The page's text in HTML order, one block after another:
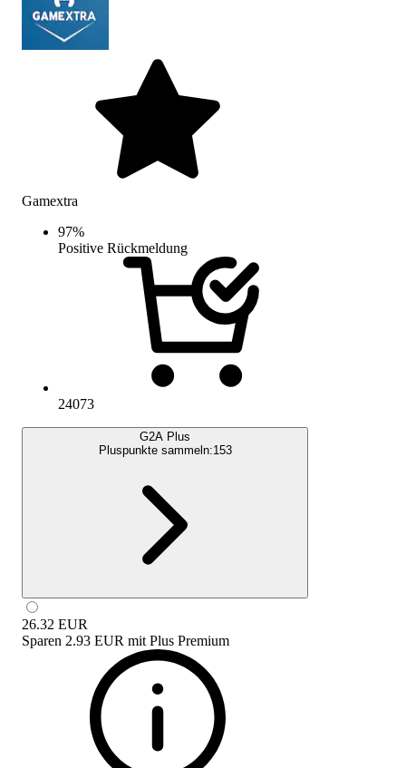
Gamextra
97%
Positive Rückmeldung
24073
G2A Plus
Pluspunkte sammeln:153
26.32 EUR
Sparen 2.93 EUR mit Plus Premium